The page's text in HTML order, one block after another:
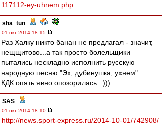
117112-ey-uhnem.php
sha_tun -
01 окт 2014 18:15
Раз Халку никто банан не предлагал - значит,
нещщитово...а так просто болельщики
пытались нескладно исполнить русскую
народную песню "Эх, дубинушка, ухнем"...
КДК опять явно опозорилась...)))
SAS -
01 окт 2014 18:10
http://news.sport-express.ru/2014-10-01/742908/